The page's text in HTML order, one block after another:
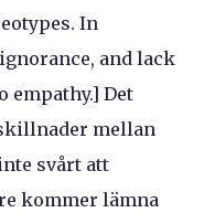
In
and lack
empathy.] Det
mellan
svårt att
kommer lämna